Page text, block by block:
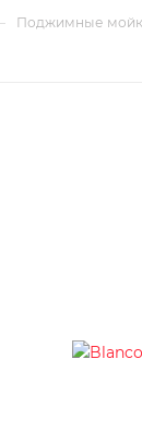
Поджимные